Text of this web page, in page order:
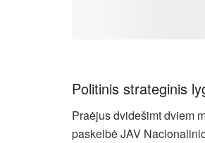
Politinis strateginis
Praėjus dvidešimt dviem
paskelbė JAV